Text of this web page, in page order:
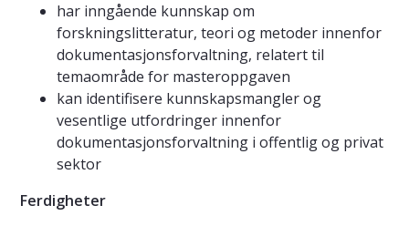
har inngående kunnskap om
forskningslitteratur, teori og metoder innenfor
dokumentasjonsforvaltning, relatert til
temaområde for masteroppgaven
kan identifisere kunnskapsmangler og
vesentlige utfordringer innenfor
dokumentasjonsforvaltning i offentlig og privat
sektor
Ferdigheter